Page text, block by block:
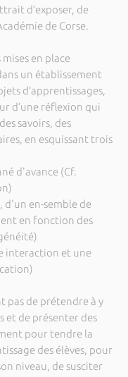
d’exposer, de
de Corse.
en place
un établissement
d’apprentissages,
d’une réflexion qui
savoirs, des
en esquissant trois
d'avance (Cf.
d'un en-semble de
en fonction des
interaction et une
pas de prétendre à y
et de présenter des
pour tendre la
des élèves, pour
niveau, de susciter